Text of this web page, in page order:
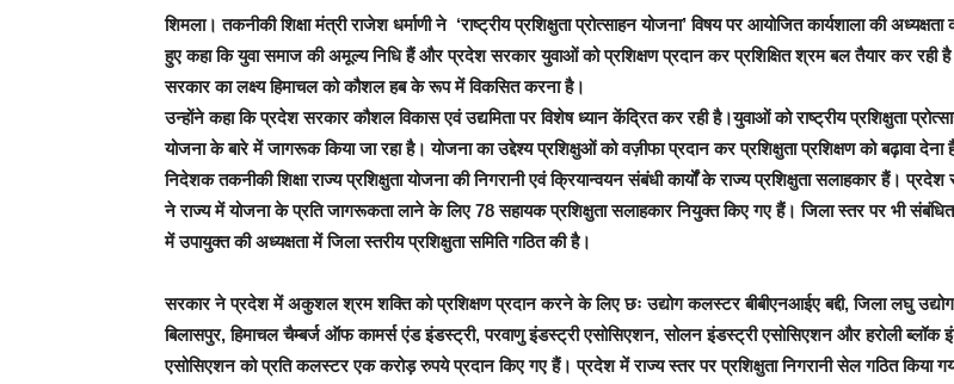
शिमला। तकनीकी शिक्षा मंत्री राजेश धर्माणी ने ‘राष्ट्रीय प्रशिक्षुता प्रोत्साहन योजना’ विषय पर आयोजित कार्यशाला की
हुए कहा कि युवा समाज की अमूल्य निधि हैं और प्रदेश सरकार युवाओं को प्रशिक्षण प्रदान कर प्रशिक्षित श्रम बल तैयार कर रही
सरकार का लक्ष्य हिमाचल को कौशल हब के रूप में विकसित करना है।
उन्होंने कहा कि प्रदेश सरकार कौशल विकास एवं उद्यमिता पर विशेष ध्यान केंद्रित कर रही है।युवाओं को राष्ट्रीय प्रशिक्षुता
योजना के बारे में जागरूक किया जा रहा है। योजना का उद्देश्य प्रशिक्षुओं को वज़ीफा प्रदान कर प्रशिक्षुता प्रशिक्षण को बढ़ावा देना
निदेशक तकनीकी शिक्षा राज्य प्रशिक्षुता योजना की निगरानी एवं क्रियान्वयन संबंधी कार्यों के राज्य प्रशिक्षुता सलाहकार हैं। प्रदेश
ने राज्य में योजना के प्रति जागरूकता लाने के लिए 78 सहायक प्रशिक्षुता सलाहकार नियुक्त किए गए हैं। जिला स्तर पर भी
में उपायुक्त की अध्यक्षता में जिला स्तरीय प्रशिक्षुता समिति गठित की है।
सरकार ने प्रदेश में अकुशल श्रम शक्ति को प्रशिक्षण प्रदान करने के लिए छः उद्योग कलस्टर बीबीएनआईए बद्दी, जिला लघु
बिलासपुर, हिमाचल चैम्बर्ज ऑफ कामर्स एंड इंडस्ट्री, परवाणु इंडस्ट्री एसोसिएशन, सोलन इंडस्ट्री एसोसिएशन और हरोली ब्लॉक
एसोसिएशन को प्रति कलस्टर एक करोड़ रुपये प्रदान किए गए हैं। प्रदेश में राज्य स्तर पर प्रशिक्षुता निगरानी सेल गठित किया